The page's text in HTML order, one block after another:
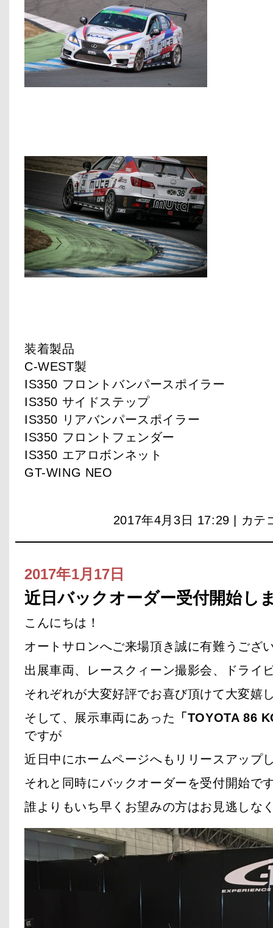
装着製品
C-WEST製
IS350 フロントバンパースポイラー
IS350 サイドステップ
IS350 リアバンパースポイラー
IS350 フロントフェンダー
IS350 エアロボンネット
GT-WING NEO
2017年4月3日 17:29 | カテ
2017年1月17日
近日バックオーダー受付開始し
こんにちは！
オートサロンへご来場頂き誠に有難うござ
出展車両、レースクィーン撮影会、ドライ
それぞれが大変好評でお喜び頂けて大変嬉
そして、展示車両にあった
「TOYOTA 86
ですが
近日中にホームページへもリリースアップ
それと同時にバックオーダーを受付開始で
誰よりもいち早くお望みの方はお見逃しな